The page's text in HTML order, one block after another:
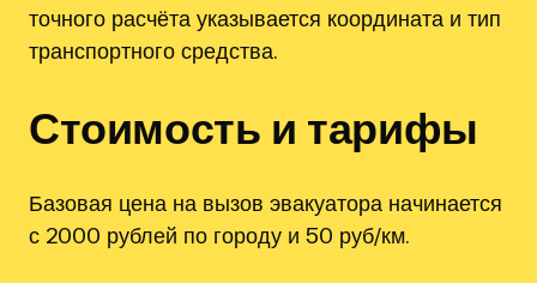
точного расчёта указывается координата и тип
транспортного средства.
Стоимость и тарифы
Базовая цена на вызов эвакуатора начинается
с 2000 рублей по городу и 50 руб/км.